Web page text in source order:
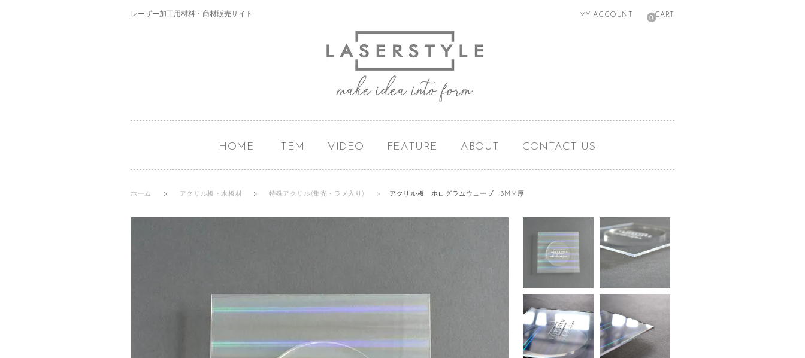
レーザー加工用材料・商材販売サイト MY ACCOUNT 0 CART
HOME ITEM VIDEO FEATURE ABOUT CONTACT US
ホーム > アクリル板・木板材 > 特殊アクリル(集光・ラメ入り) > アクリル板 ホログラムウェーブ 3MM厚